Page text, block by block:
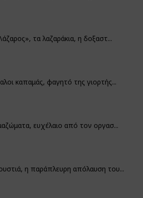
τα λαζαράκια, η δοξαστ...
καπαμάς, φαγητό της γιορτής...
ευχέλαιο από τον οργασ...
η παράπλευρη απόλαυση του...